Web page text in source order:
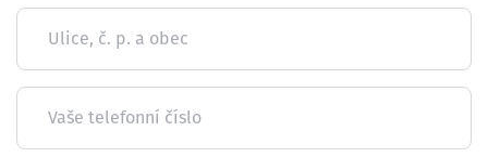
Ulice, č. p. a obec
Vaše telefonní číslo